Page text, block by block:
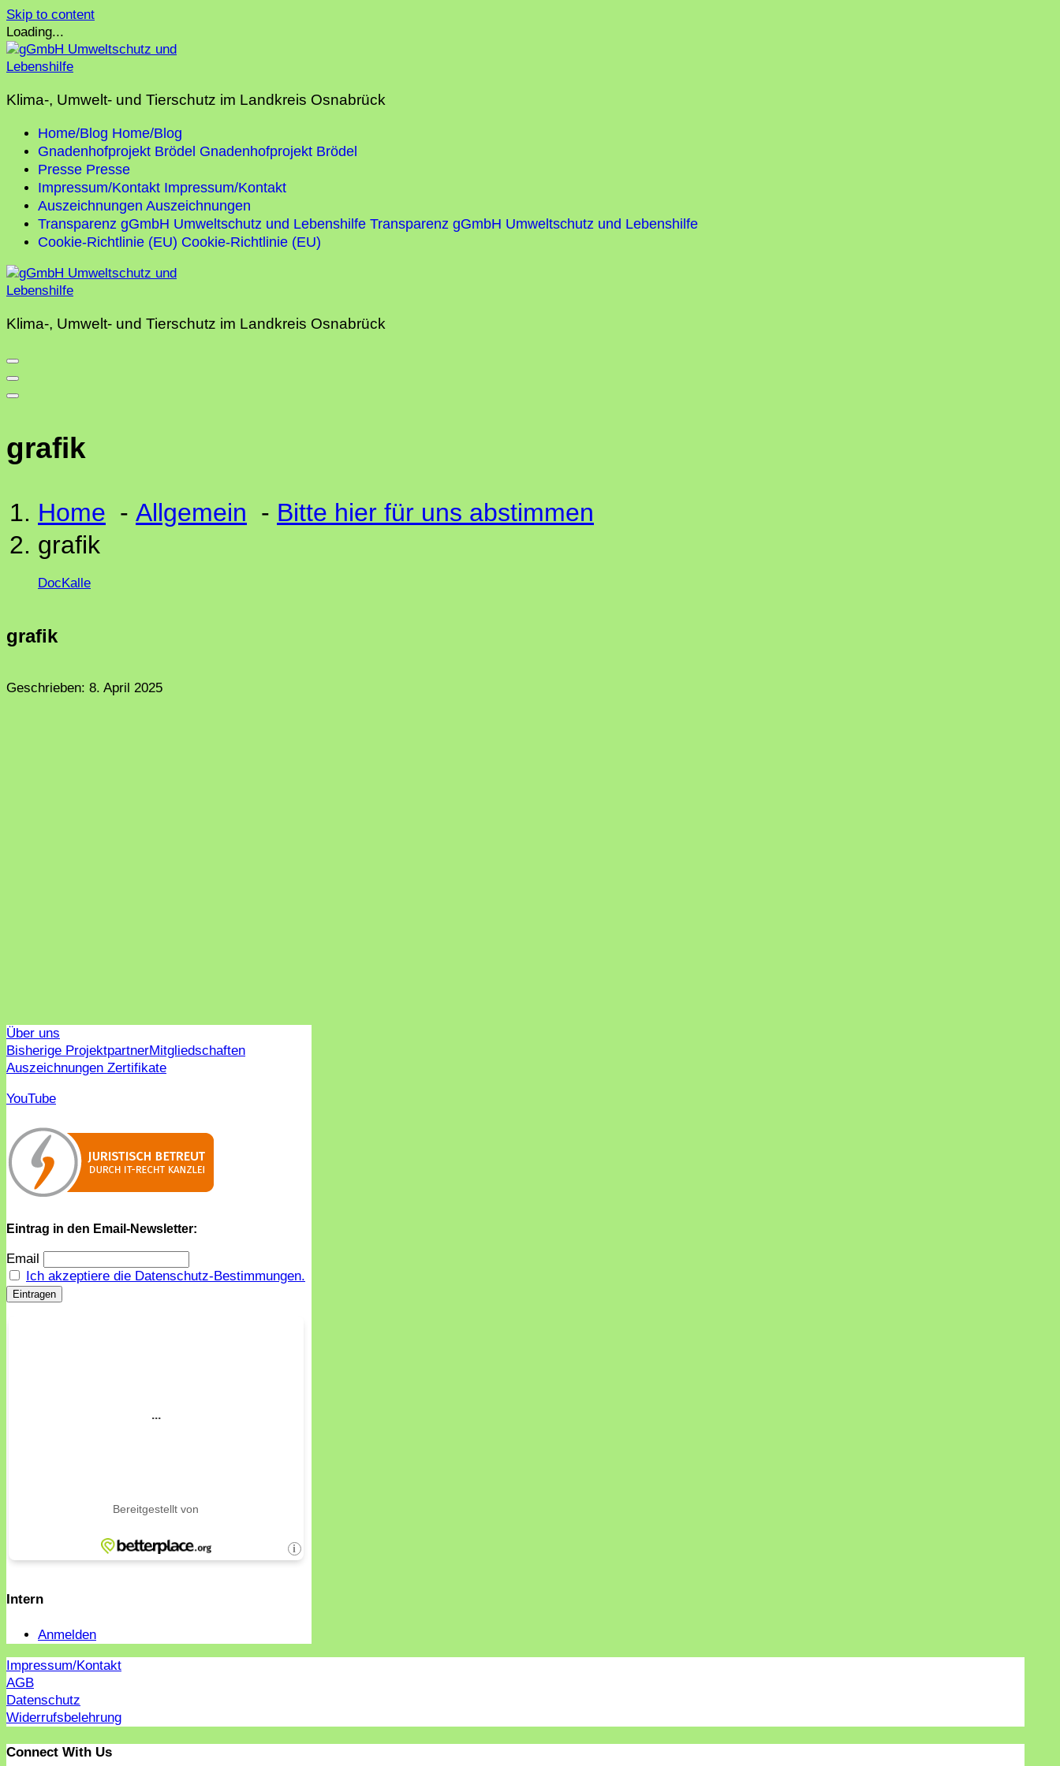
Skip to content
Loading...
Klima-, Umwelt- und Tierschutz im Landkreis Osnabrück
Home/Blog Home/Blog
Gnadenhofprojekt Brödel Gnadenhofprojekt Brödel
Presse Presse
Impressum/Kontakt Impressum/Kontakt
Auszeichnungen Auszeichnungen
Transparenz gGmbH Umweltschutz und Lebenshilfe Transparenz gGmbH Umweltschutz und Lebenshilfe
Cookie-Richtlinie (EU) Cookie-Richtlinie (EU)
Klima-, Umwelt- und Tierschutz im Landkreis Osnabrück
grafik
Home - Allgemein - Bitte hier für uns abstimmen
grafik
DocKalle
grafik
Geschrieben: 8. April 2025
Über uns
Bisherige ProjektpartnerMitgliedschaften
Auszeichnungen Zertifikate
YouTube
Eintrag in den Email-Newsletter:
Email
Ich akzeptiere die Datenschutz-Bestimmungen.
Intern
Anmelden
Impressum/Kontakt
AGB
Datenschutz
Widerrufsbelehrung
Connect With Us